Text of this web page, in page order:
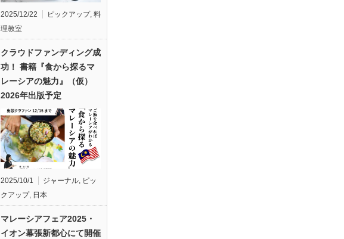
2025/12/22 ピックアップ, 料
理教室
クラウドファンディング成
功！ 書籍『食から探るマ
レーシアの魅力』（仮）
2026年出版予定
2025/10/1 ジャーナル, ピッ
クアップ, 日本
マレーシアフェア2025・
イオン幕張新都心にて開催